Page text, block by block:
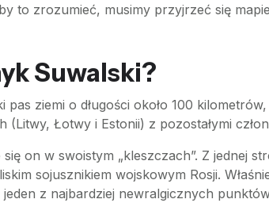
to zrozumieć, musimy przyjrzeć się
Suwalski?
ziemi o długości około 100
(Litwy, Łotwy i Estonii) z pozostałymi
on w swoistym „kleszczach”. Z jednej
sojusznikiem wojskowym Rosji.
z najbardziej newralgicznych